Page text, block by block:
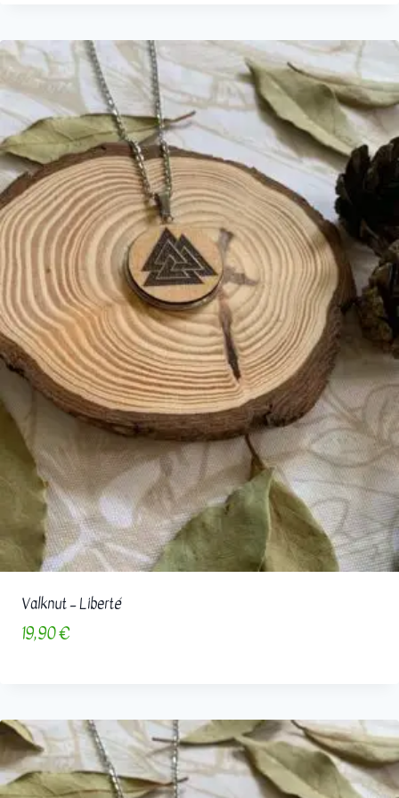
Valknut – Liberté
19,90€
refusant ces
cookies,
certaines
fonctionnalités
pourraient
disparaître.
Publicité et
commercialisation
En partageant vos
intérêts et votre
comportement
durant votre visite
sur notre site, vous
augmentez vos
chances de tomber
sur des contenus
personnalisés et des
offres spécifiques.